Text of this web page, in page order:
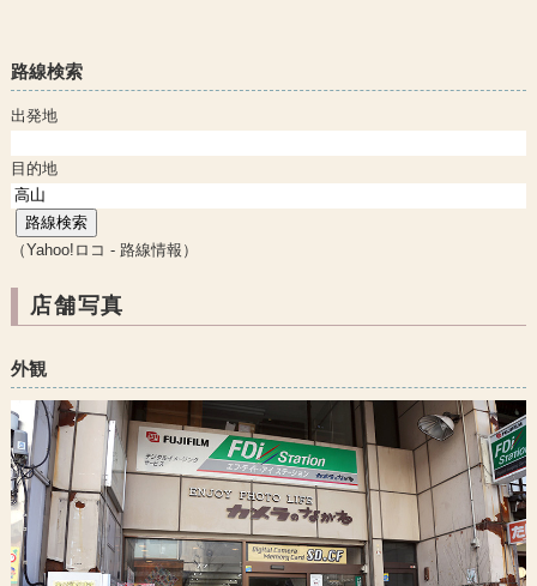
路線検索
出発地
目的地
（Yahoo!ロコ - 路線情報）
店舗写真
外観